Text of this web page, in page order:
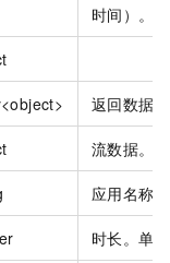
时间）。
返回数据
流数据。
应用名称。
时长。单